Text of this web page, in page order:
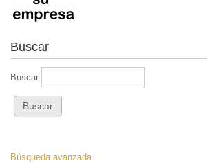
Buscar
Buscar
Búsqueda avanzada